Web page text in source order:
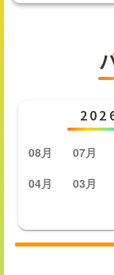
08月 07月
04月
03月